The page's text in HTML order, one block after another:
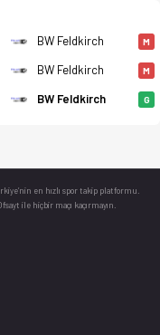
BW Feldkirch M
BW Feldkirch M
BW Feldkirch G
en hızlı spor takip platformu.
ile hiçbir maçı kaçırmayın.